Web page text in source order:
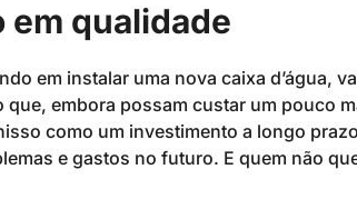
em qualidade
em instalar uma nova caixa d’água,
que, embora possam custar um pouco
como um investimento a longo
e gastos no futuro. E quem não